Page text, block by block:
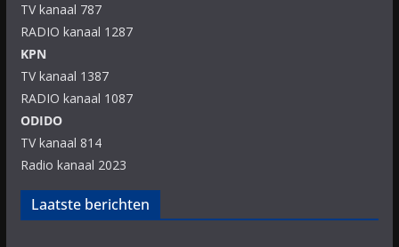
TV kanaal 787
RADIO kanaal 1287
KPN
TV kanaal 1387
RADIO kanaal 1087
ODIDO
TV kanaal 814
Radio kanaal 2023
Laatste berichten